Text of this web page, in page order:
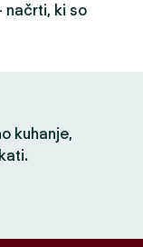
načrti, ki so
kuhanje,